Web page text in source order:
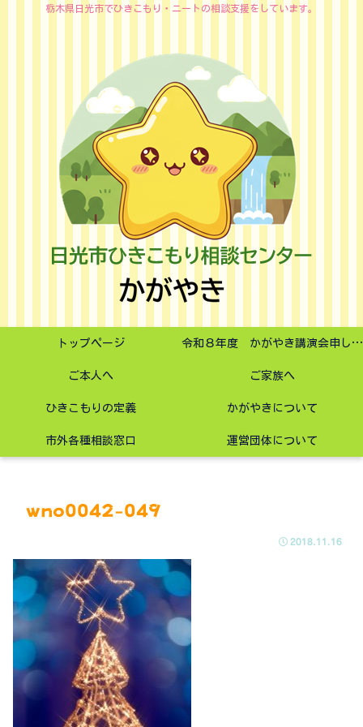
栃木県日光市でひきこもり・ニートの相談支援をしています。
トップページ 令和８年度 かがやき講演会申し込みフォーム
ご本人へ ご家族へ
ひきこもりの定義 かがやきについて
市外各種相談窓口 運営団体について
wno0042-049
2018.11.16